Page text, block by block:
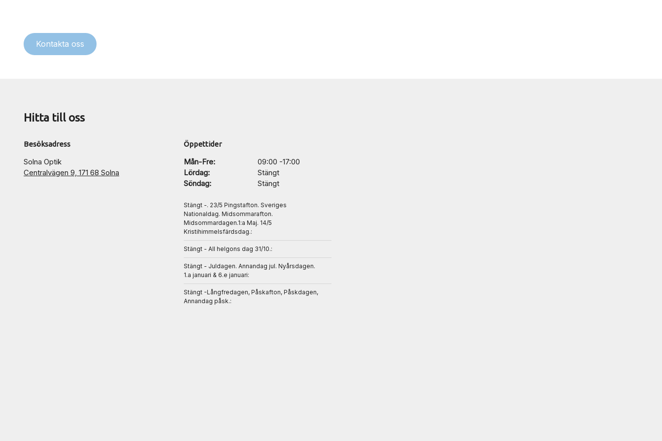
Kontakta oss
Hitta till oss
Besöksadress
Solna Optik
Centralvägen 9, 171 68 Solna
Öppettider
Mån-Fre:
09:00 -17:00
Lördag:
Stängt
Söndag:
Stängt
Stängt -. 23/5 Pingstafton. Sveriges
Nationaldag. Midsommarafton.
Midsommardagen.1:a Maj. 14/5
Kristihimmelsfärdsdag.:
Stängt - All helgons dag 31/10.:
Stängt - Juldagen. Annandag jul. Nyårsdagen.
1.a januari & 6.e januari:
Stängt -Långfredagen, Påskafton, Påskdagen,
Annandag påsk.: